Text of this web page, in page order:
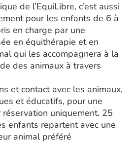
de l’EquiLibre, c’est aussi
pour les enfants de 6 à
en charge par une
en équithérapie et en
qui les accompagnera à la
des animaux à travers
et contact avec les animaux,
et éducatifs, pour une
uniquement. 25
enfants repartent avec une
animal préféré